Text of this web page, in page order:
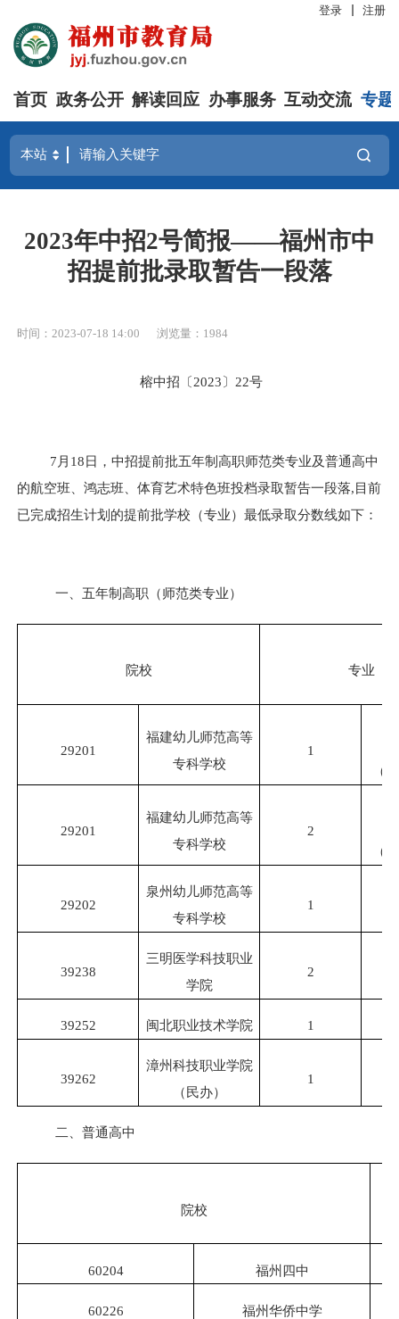
登录 注册
首页 政务公开 解读回应 办事服务 互动交流 专题
2023年中招2号简报——福州市中
招提前批录取暂告一段落
时间：2023-07-18 14:00 浏览量：1984
榕中招〔2023〕 22号
7 月 18日，中招提前批五年制高职师范类专业及普通高中
的航空班、鸿志班、体育艺术特色班投档录取暂告一段落,目前
已完成招生计划的提前批学校（专业）最低录取分数线如下：
一、五年制高职（师范类专业）
院校 专业
29201
福建幼儿师范高等
专科学校
1
（
29201
福建幼儿师范高等
专科学校
2
（
29202
泉州幼儿师范高等
专科学校
1
39238
三明医学科技职业
学院
2
39252 闽北职业技术学院 1
39262
漳州科技职业学院
（民办）
1
二、普通高中
院校
60204 福州四中
60226 福州华侨中学